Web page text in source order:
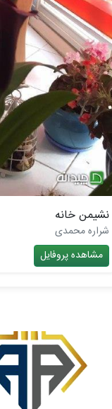
نشیمن خانه
شراره محمدی
مشاهده پروفایل